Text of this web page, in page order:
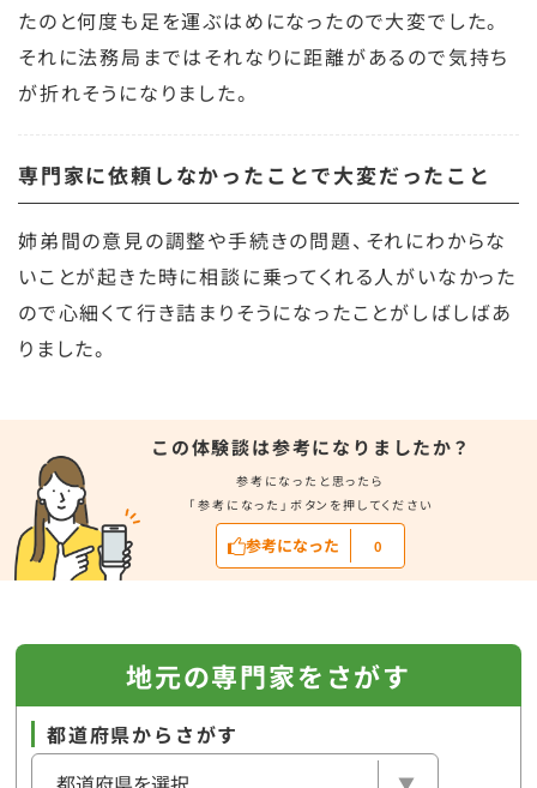
たのと何度も足を運ぶはめになったので大変でした。
それに法務局まではそれなりに距離があるので気持ち
が折れそうになりました。
専門家に依頼しなかったことで大変だったこと
姉弟間の意見の調整や手続きの問題、それにわからな
いことが起きた時に相談に乗ってくれる人がいなかった
ので心細くて行き詰まりそうになったことがしばしばあ
りました。
この体験談は参考になりましたか？
参考になったと思ったら
「参考になった」ボタンを押してください
参考になった 0
地元の専門家をさがす
都道府県からさがす